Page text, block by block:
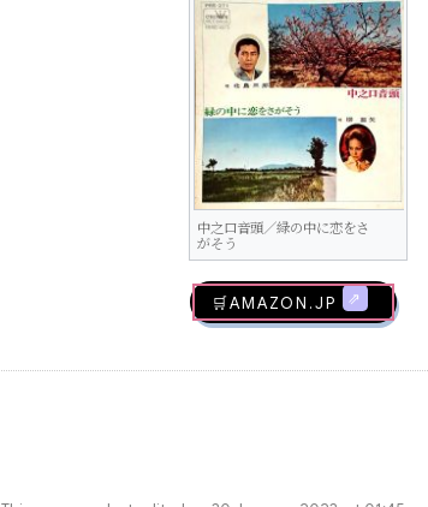
中之口音頭／緑の中に恋をさ
がそう
🛒AMAZON.jp